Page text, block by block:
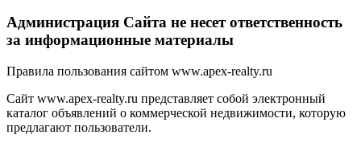
Администрация Сайта не несет ответственность
за информационные материалы
Правила пользования сайтом www.apex-realty.ru
Сайт www.apex-realty.ru представляет собой электронный
каталог объявлений о коммерческой недвижимости, которую
предлагают пользователи.